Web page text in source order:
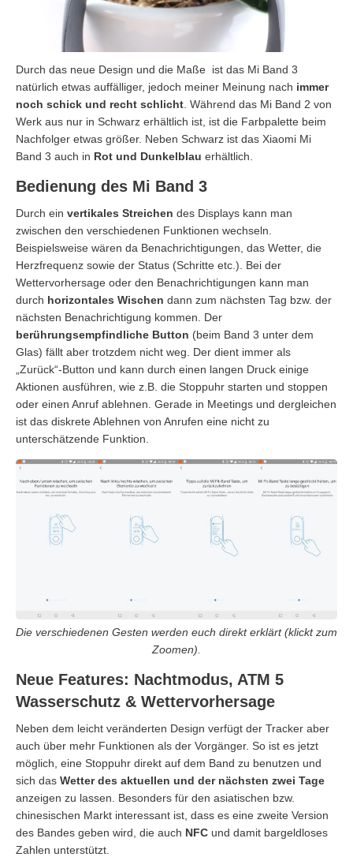
Durch das neue Design und die Maße ist das Mi Band 3
natürlich etwas auffälliger, jedoch meiner Meinung nach immer
noch schick und recht schlicht . Während das Mi Band 2 von
Werk aus nur in Schwarz erhältlich ist, ist die Farbpalette beim
Nachfolger etwas größer. Neben Schwarz ist das Xiaomi Mi
Band 3 auch in Rot und Dunkelblau erhältlich.
Bedienung des Mi Band 3
Durch ein vertikales Streichen des Displays kann man
zwischen den verschiedenen Funktionen wechseln.
Beispielsweise wären da Benachrichtigungen, das Wetter, die
Herzfrequenz sowie der Status (Schritte etc.). Bei der
Wettervorhersage oder den Benachrichtigungen kann man
durch horizontales Wischen dann zum nächsten Tag bzw. der
nächsten Benachrichtigung kommen. Der
berührungsempfindliche Button (beim Band 3 unter dem
Glas) fällt aber trotzdem nicht weg. Der dient immer als
„Zurück“-Button und kann durch einen langen Druck einige
Aktionen ausführen, wie z.B. die Stoppuhr starten und stoppen
oder einen Anruf ablehnen. Gerade in Meetings und dergleichen
ist das diskrete Ablehnen von Anrufen eine nicht zu
unterschätzende Funktion.
Die verschiedenen Gesten werden euch direkt erklärt (klickt zum
Zoomen).
Neue Features: Nachtmodus, ATM 5
Wasserschutz & Wettervorhersage
Neben dem leicht veränderten Design verfügt der Tracker aber
auch über mehr Funktionen als der Vorgänger. So ist es jetzt
möglich, eine Stoppuhr direkt auf dem Band zu benutzen und
sich das Wetter des aktuellen und der nächsten zwei Tage
anzeigen zu lassen. Besonders für den asiatischen bzw.
chinesischen Markt interessant ist, dass es eine zweite Version
des Bandes geben wird, die auch NFC und damit bargeldloses
Zahlen unterstützt.